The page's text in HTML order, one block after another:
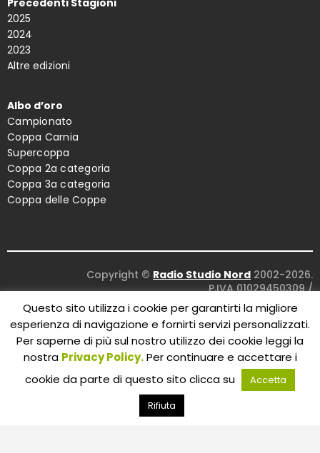
2025
2024
2023
Altre edizioni
Albo d’oro
Campionato
Coppa Carnia
Supercoppa
Coppa 2a categoria
Coppa 3a categoria
Coppa delle Coppe
Copyright © Radio Studio Nord 2002-2026.
P.IVA 01029450309/
Concept and design:Five Studio
Maintenance:Clyco SRL. All Rights Reserved.
Questo sito utilizza i cookie per garantirti la migliore
esperienza di navigazione e fornirti servizi personalizzati.
Per saperne di più sul nostro utilizzo dei cookie leggi la
nostra Privacy Policy.Per continuare e accettare i
cookie da parte di questo sito clicca su
Accetta
Rifiuta